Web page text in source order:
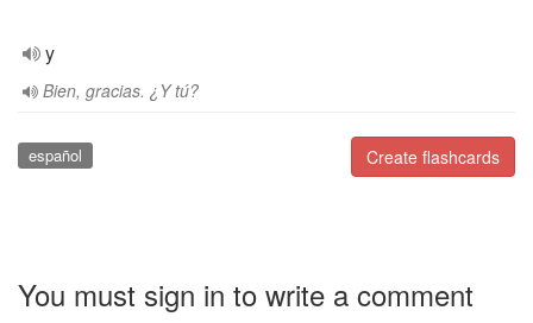
y
Bien, gracias. ¿Y tú?
Create flashcards
español
You must sign in to write a comment